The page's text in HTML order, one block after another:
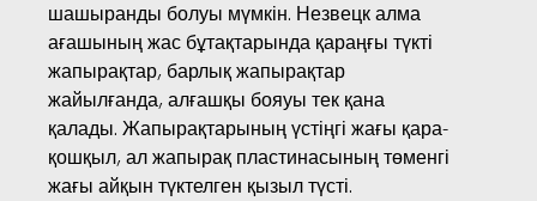
шашыранды болуы мүмкін. Незвецк алма
ағашының жас бұтақтарында қараңғы түкті
жапырақтар, барлық жапырақтар
жайылғанда, алғашқы бояуы тек қана
қалады. Жапырақтарының үстіңгі жағы қара-
қошқыл, ал жапырақ пластинасының төменгі
жағы айқын түктелген қызыл түсті.